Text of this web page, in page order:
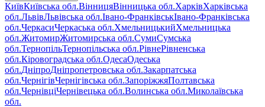
КиївКиївська обл.ВінницяВінницька обл.ХарківХарківська
обл.ЛьвівЛьвівська обл.Івано-ФранківськІвано-Франківська
обл.ЧеркасиЧеркаська обл.ХмельницькийХмельницька
обл.ЖитомирЖитомирська обл.СумиСумська
обл.ТернопільТернопільська обл.РівнеРівненська
обл.Кіровоградська обл.ОдесаОдеська
обл.ДніпроДніпропетровська обл.Закарпатська
обл.ЧернігівЧернігівська обл.ЗапоріжжяПолтавська
обл.ЧернівціЧернівецька обл.Волинська обл.Миколаївська
обл.